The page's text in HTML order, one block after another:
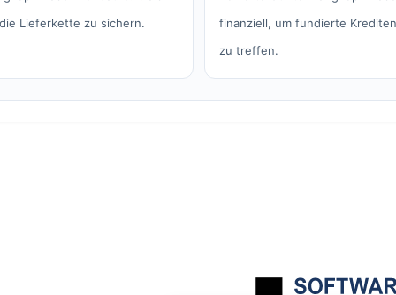
Lieferkette zu sichern.
finanziell, um fundierte
zu treffen.